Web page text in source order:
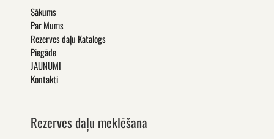
Sākums
Par Mums
Rezerves daļu Katalogs
Piegāde
JAUNUMI
Kontakti
Rezerves daļu meklēšana